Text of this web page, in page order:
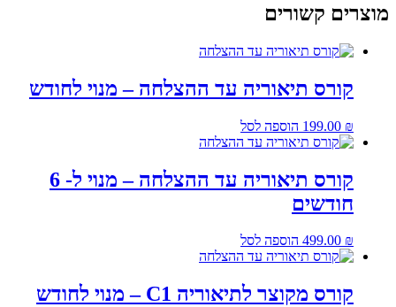
מוצרים קשורים
קורס תיאוריה עד ההצלחה – מנוי לחודש
199.00 ₪ הוספה לסל
קורס תיאוריה עד ההצלחה – מנוי ל- 6
חודשים
499.00 ₪ הוספה לסל
קורס מקוצר לתיאוריה C1 – מנוי לחודש